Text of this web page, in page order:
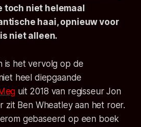
toch niet helemaal
haai, opnieuw voor
niet alleen.
is het vervolg op de
heel diepgaande
uit 2018 van regisseur Jon
zit Ben Wheatley aan het roer.
gebaseerd op een boek